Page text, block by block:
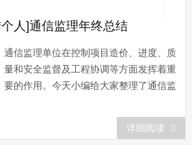
实全市城镇化工作会议安排，加快推进新
型城镇化...
人]通信监理年终总结
通信监理单位在控制项目造价、进度、质
量和安全监督及工程协调等方面发挥着重
要的作用。今天小编给大家整理了通信监
信监理年终总结篇一 在过去的一年
里，在分公司与项目部领导的指导与带领
详细阅读